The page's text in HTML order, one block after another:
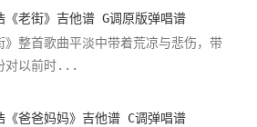
《老街》吉他谱 G调原版弹唱谱
》整首歌曲平淡中带着荒凉与悲伤，带
对以前时...
《爸爸妈妈》吉他谱 C调弹唱谱